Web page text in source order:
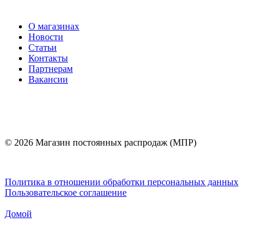
О магазинах
Новости
Статьи
Контакты
Партнерам
Вакансии
© 2026 Магазин постоянных распродаж (МПР)
Политика в отношении обработки персональных данных
Пользовательское соглашение
Домой